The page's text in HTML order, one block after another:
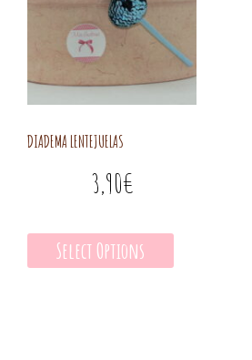
DIADEMA LENTEJUELAS
3,90€
Select Options